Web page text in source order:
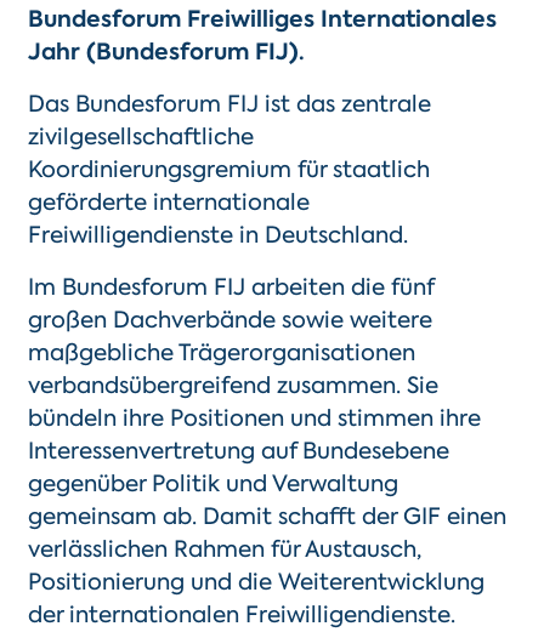
Bundesforum Freiwilliges Internationales
Jahr (Bundesforum FIJ).
Das Bundesforum FIJ ist das zentrale
zivilgesellschaftliche
Koordinierungsgremium für staatlich
geförderte internationale
Freiwilligendienste in Deutschland.
Im Bundesforum FIJ arbeiten die fünf
großen Dachverbände sowie weitere
maßgebliche Trägerorganisationen
verbandsübergreifend zusammen. Sie
bündeln ihre Positionen und stimmen ihre
Interessenvertretung auf Bundesebene
gegenüber Politik und Verwaltung
gemeinsam ab. Damit schafft der GIF einen
verlässlichen Rahmen für Austausch,
Positionierung und die Weiterentwicklung
der internationalen Freiwilligendienste.